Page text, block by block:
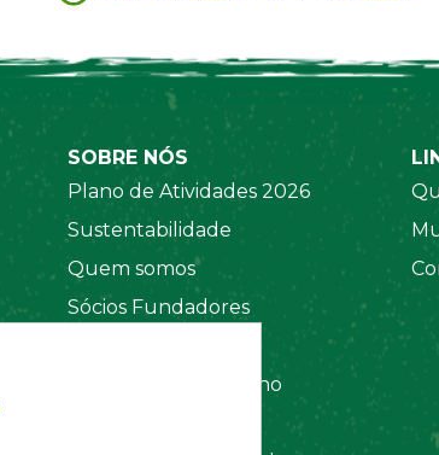
SOBRE NÓS
Plano de Atividades 2026
Sustentabilidade
Quem somos
Sócios Fundadores
Regulamento Interno